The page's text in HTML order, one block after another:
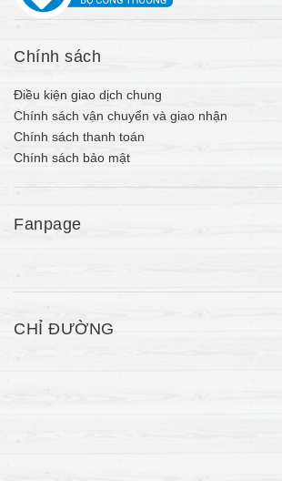
Chính sách
Điều kiện giao dịch chung
Chính sách vận chuyển và giao nhận
Chính sách thanh toán
Chính sách bảo mật
Fanpage
CHỈ ĐƯỜNG